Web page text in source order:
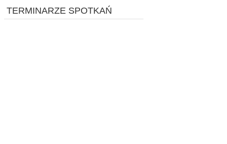
TERMINARZE SPOTKAŃ